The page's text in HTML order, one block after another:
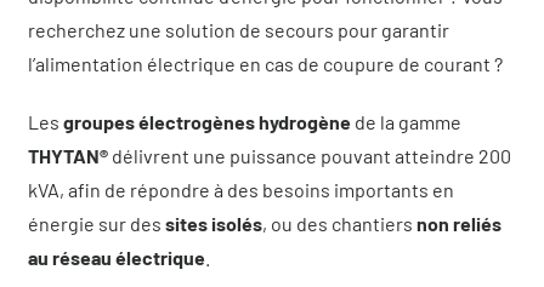
recherchez une solution de secours pour garantir
l’alimentation électrique en cas de coupure de courant ?
Lesgroupes électrogènes hydrogène de la gamme
THYTAN® délivrent une puissance pouvant atteindre 200
kVA, afin de répondre à des besoins importants en
énergie sur dessites isolés, ou des chantiersnon reliés
au réseau électrique